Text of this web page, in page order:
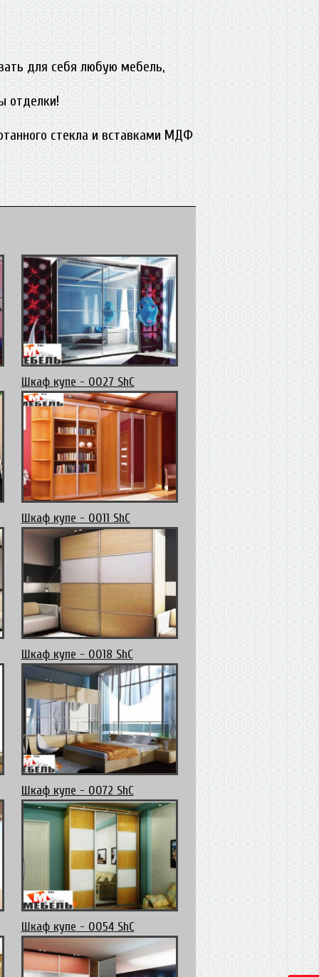
для себя любую мебель,
отделки!
стекла и вставками МДФ
Шкаф купе - 0027 ShC
Шкаф купе - 0011 ShC
Шкаф купе - 0018 ShC
Шкаф купе - 0072 ShC
Шкаф купе - 0054 ShC